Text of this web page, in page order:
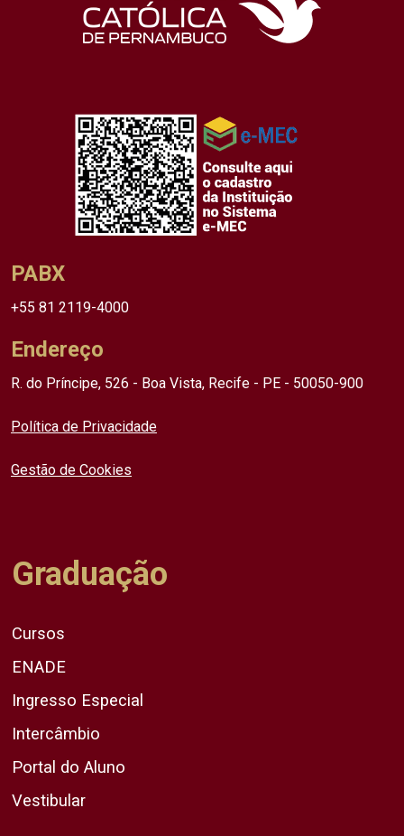
PABX
+55 81 2119-4000
Endereço
R. do Príncipe, 526 - Boa Vista, Recife - PE - 50050-900
Política de Privacidade
Gestão de Cookies
Graduação
Cursos
ENADE
Ingresso Especial
Intercâmbio
Portal do Aluno
Vestibular